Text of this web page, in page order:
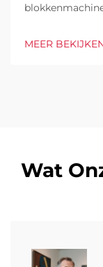
weinig afval,
MEER
Wat